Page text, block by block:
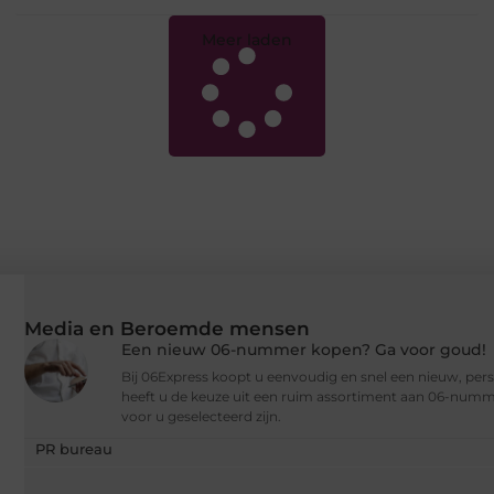
Meer laden
Media en Beroemde mensen
Een nieuw 06-nummer kopen? Ga voor goud!
Bij 06Express koopt u eenvoudig en snel een nieuw,
heeft u de keuze uit een ruim assortiment aan 06-
voor u geselecteerd zijn.
PR bureau